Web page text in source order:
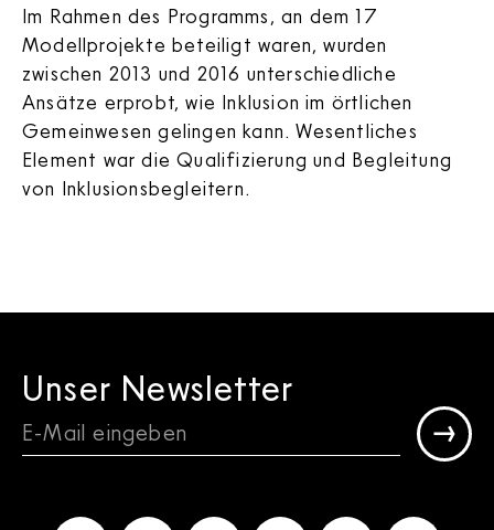
Im Rahmen des Programms, an dem 17
Modellprojekte beteiligt waren, wurden
zwischen 2013 und 2016 unterschiedliche
Ansätze erprobt, wie Inklusion im örtlichen
Gemeinwesen gelingen kann. Wesentliches
Element war die Qualifizierung und Begleitung
von Inklusionsbegleitern.
Unser Newsletter